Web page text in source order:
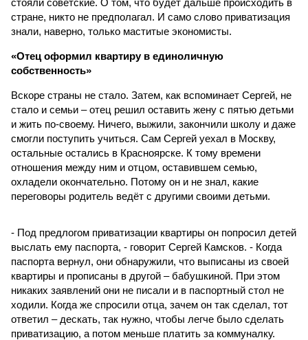
стояли советские. О том, что будет дальше происходить в
стране, никто не предполагал. И само слово приватизация
знали, наверно, только маститые экономисты.
«Отец оформил квартиру в единоличную
собственность»
Вскоре страны не стало. Затем, как вспоминает Сергей, не
стало и семьи – отец решил оставить жену с пятью детьми
и жить по-своему. Ничего, выжили, закончили школу и даже
смогли поступить учиться. Сам Сергей уехал в Москву,
остальные остались в Красноярске. К тому времени
отношения между ним и отцом, оставившем семью,
охладели окончательно. Потому он и не знал, какие
переговоры родитель ведёт с другими своими детьми.
- Под предлогом приватизации квартиры он попросил детей
выслать ему паспорта, - говорит Сергей Камсков. - Когда
паспорта вернул, они обнаружили, что выписаны из своей
квартиры и прописаны в другой – бабушкиной. При этом
никаких заявлений они не писали и в паспортный стол не
ходили. Когда же спросили отца, зачем он так сделал, тот
ответил – дескать, так нужно, чтобы легче было сделать
приватизацию, а потом меньше платить за коммуналку.